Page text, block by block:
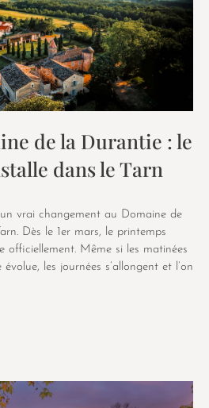
de la Durantie : le
dans le Tarn
vrai changement au Domaine de
Dès le 1er mars, le printemps
officiellement. Même si les matinées
les journées s’allongent et l’on